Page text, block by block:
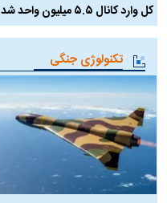
کل وارد کانال ۵.۵ میلیون واحد شد
تکنولوژی جنگی